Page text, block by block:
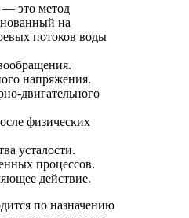
— это метод
на
потоков воды
напряжения.
двигательного
физических
усталости.
процессов.
действие.
по назначению